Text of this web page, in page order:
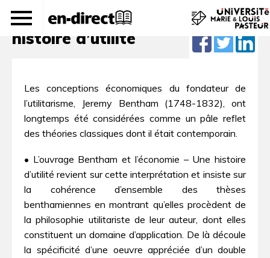
Bentham et l’économie – Une
histoire d’utilité
Les conceptions économiques du fondateur de
l’utilitarisme, Jeremy Bentham (1748-1832), ont
longtemps été considérées comme un pâle reflet
des théories classiques dont il était contemporain.
• L’ouvrage Bentham et l’économie – Une histoire
d’utilité revient sur cette interprétation et insiste sur
la cohérence d’ensemble des thèses
benthamiennes en montrant qu’elles procèdent de
la philosophie utilitariste de leur auteur, dont elles
constituent un domaine d’application. De là découle
la spécificité d’une oeuvre appréciée d’un double